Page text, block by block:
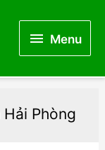
MenuMenu
Phòng